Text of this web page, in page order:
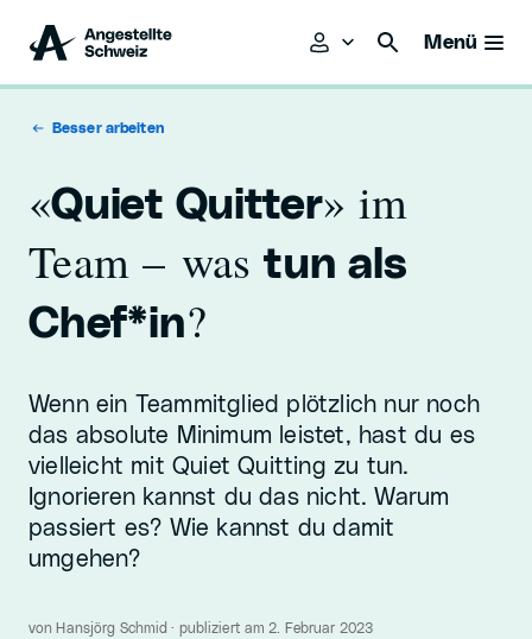
Menü
Besser arbeiten
«Quiet Quitter» im
Team – wastun als
Chef*in?
Wenn ein Teammitglied plötzlich nur noch
das absolute Minimum leistet, hast du es
vielleicht mit Quiet Quitting zu tun.
Ignorieren kannst du das nicht. Warum
passiert es? Wie kannst du damit
umgehen?
von Hansjörg Schmid · publiziert am 2. Februar 2023